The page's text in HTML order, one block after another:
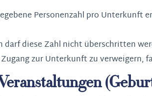
Personenzahl pro Unterkunft
darf diese Zahl nicht überschritten
zur Unterkunft zu verweigern,